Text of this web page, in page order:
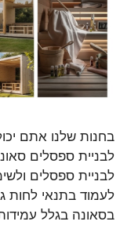
בחנות שלנו אתם
לבניית ספסלים
לבניית ספסלים
לעמוד בתנאי לחות
בסאונה בגלל